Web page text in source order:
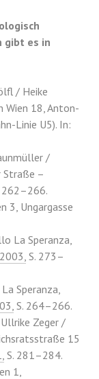
gibt es in
/ Heike
Wien 18, Anton-
Linie U5). In:
/
Straße –
262–266.
3, Ungargasse
La Speranza,
S. 273–
Speranza,
S. 264–266.
Zeger /
15
S. 281–284.
1,